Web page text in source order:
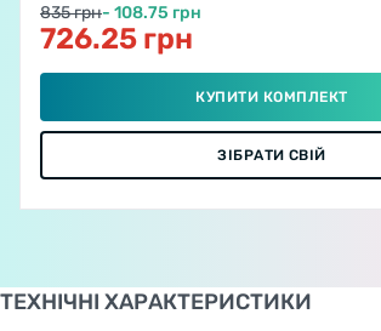
835 грн- 108.75 грн
726.25 грн
КУПИТИ КОМПЛЕКТ
ЗІБРАТИ СВІЙ
ТЕХНІЧНІ ХАРАКТЕРИСТИКИ